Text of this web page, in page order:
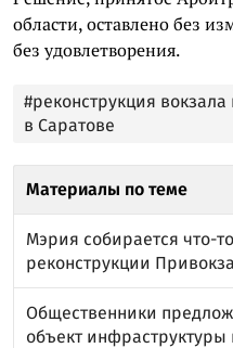
области, оставлено без
без удовлетворения.
#реконструкция
в Саратове
Материалы по теме
Мэрия собирается что-
реконструкции
Общественники
объект инфраструктуры